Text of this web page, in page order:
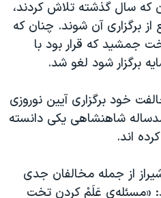
که سال گذشته تلاش کردند،
از برگزاری آن شوند. چنان که
جمشید که قرار بود با
برگزار شود لغو شد.
خود برگزاری آیین نوروزی
شاهنشاهی یکی دانسته
اند.
از جمله مخالفان جدی
«مسئله‌ی عَلَمْ كردن تخت